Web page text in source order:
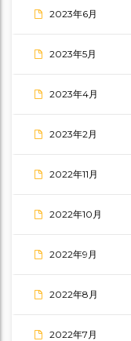
2023年6月
2023年5月
2023年4月
2023年2月
2022年11月
2022年10月
2022年9月
2022年8月
2022年7月